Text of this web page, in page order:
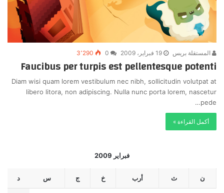
المستقلة بريس 19 فبراير، 2009 0 3٬290
Faucibus per turpis est pellentesque potenti
Diam wisi quam lorem vestibulum nec nibh, sollicitudin volutpat at
libero litora, non adipiscing. Nulla nunc porta lorem, nascetur
pede…
أكمل القراءة »
فبراير 2009
ن ث أرب خ ج س د